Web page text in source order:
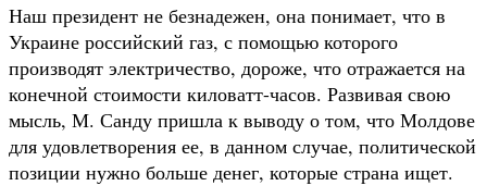
Наш президент не безнадежен, она понимает, что в
Украине российский газ, с помощью которого
производят электричество, дороже, что отражается на
конечной стоимости киловатт-часов. Развивая свою
мысль, М. Санду пришла к выводу о том, что Молдове
для удовлетворения ее, в данном случае, политической
позиции нужно больше денег, которые страна ищет.